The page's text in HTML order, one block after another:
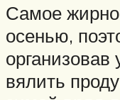
Самое
осенью,
вялить